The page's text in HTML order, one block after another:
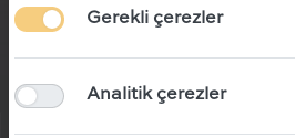
Gerekli çerezler
Analitik çerezler